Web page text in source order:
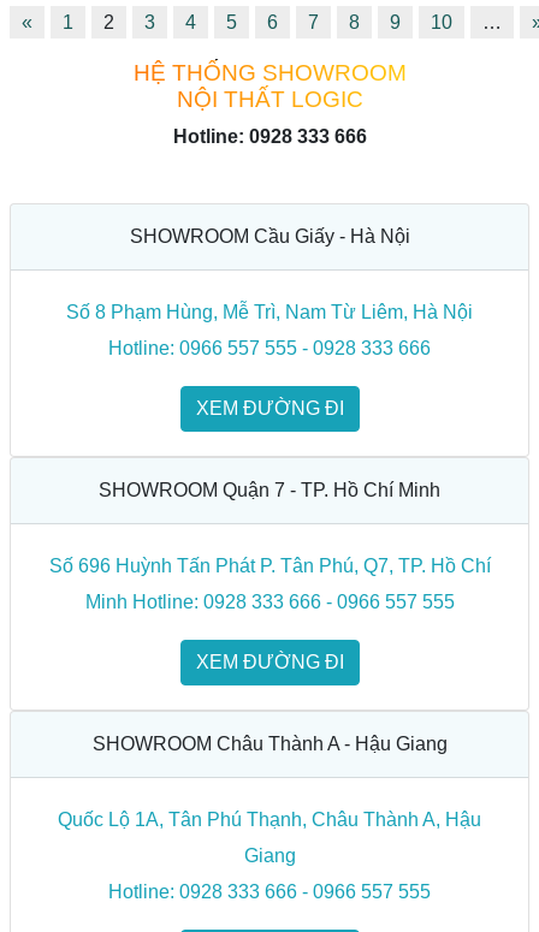
« 1 2 3 4 5 6 7 8 9 10 …
HỆ THỐNG SHOWROOM
NỘI THẤT LOGIC
Hotline: 0928 333 666
SHOWROOM Cầu Giấy - Hà Nội
Số 8 Phạm Hùng, Mễ Trì, Nam Từ Liêm, Hà Nội
Hotline: 0966 557 555 - 0928 333 666
XEM ĐƯỜNG ĐI
SHOWROOM Quận 7 - TP. Hồ Chí Minh
Số 696 Huỳnh Tấn Phát P. Tân Phú, Q7, TP. Hồ Chí
Minh Hotline: 0928 333 666 - 0966 557 555
XEM ĐƯỜNG ĐI
SHOWROOM Châu Thành A - Hậu Giang
Quốc Lộ 1A, Tân Phú Thạnh, Châu Thành A, Hậu
Giang
Hotline: 0928 333 666 - 0966 557 555